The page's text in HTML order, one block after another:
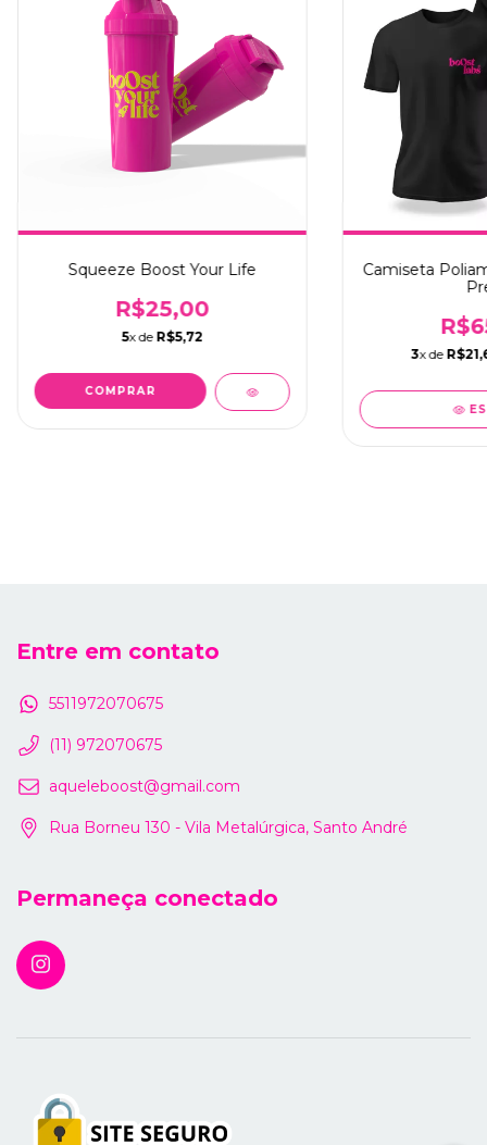
Squeeze Boost Your Life
R$25,00
5x de R$5,72
COMPRAR
Camiseta
3x de
Entre em contato
5511972070675
(11) 972070675
aqueleboost@gmail.com
Rua Borneu 130 - Vila Metalúrgica, Santo André
Permaneça conectado